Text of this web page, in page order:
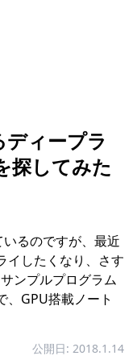
ィープラ
探してみた
るのですが、最近
イしたくなり、さす
ンプルプログラム
、GPU搭載ノート
公開日: 2018.1.14